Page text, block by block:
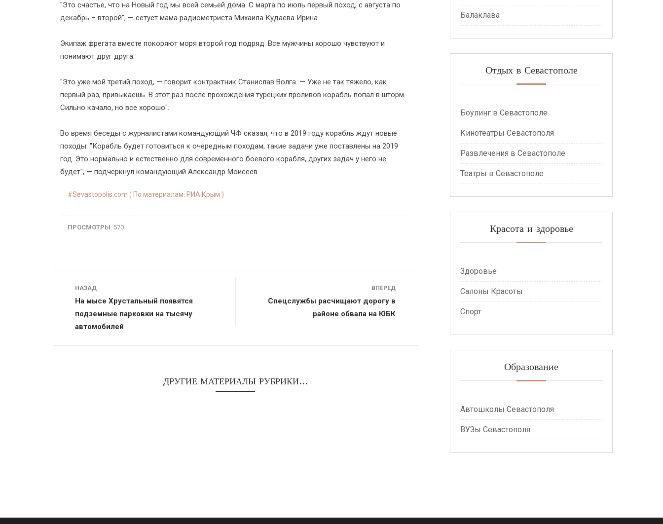
"Это счастье, что на Новый год мы всей семьей дома. С марта по июль первый поход, с августа по
декабрь – второй", — сетует мама радиометриста Михаила Кудаева Ирина.
Экипаж фрегата вместе покоряют моря второй год подряд. Все мужчины хорошо чувствуют и
понимают друг друга.
"Это уже мой третий поход, — говорит контрактник Станислав Волга. — Уже не так тяжело, как
первый раз, привыкаешь. В этот раз после прохождения турецких проливов корабль попал в шторм.
Сильно качало, но все хорошо".
Во время беседы с журналистами командующий ЧФ сказал, что в 2019 году корабль ждут новые
походы. "Корабль будет готовиться к очередным походам, такие задачи уже поставлены на 2019
год. Это нормально и естественно для современного боевого корабля, других задач у него не
будет", — подчеркнул командующий Александр Моисеев.
Sevastopolis.com ( По материалам: РИА Крым )
ПРОСМОТРЫ: 570
Навигация
НАЗАД
На мысе Хрустальный появятся
подземные парковки на тысячу
автомобилей
ВПЕРЕД
Спецслужбы расчищают дорогу в
районе обвала на ЮБК
ДРУГИЕ МАТЕРИАЛЫ РУБРИКИ...
Балаклава
Отдых в Севастополе
Боулинг в Севастополе
Кинотеатры Севастополя
Развлечения в Севастополе
Театры в Севастополе
Красота и здоровье
Здоровье
Салоны Красоты
Спорт
Образование
Автошколы Севастополя
ВУЗы Севастополя